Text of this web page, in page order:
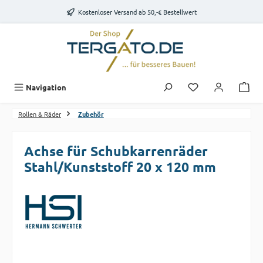
Zum Hauptinhalt springenKostenloser Versand ab 50,-€ Bestellwert
Navigation Du hast 0
Rollen & Räder Zubehör
Achse für Schubkarrenräder
Stahl/Kunststoff 20 x 120 mm